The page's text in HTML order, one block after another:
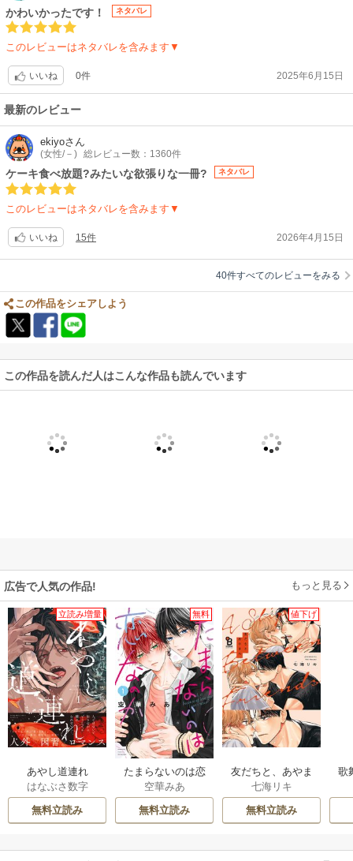
かわいかったです！ ネタバレ
このレビューはネタバレを含みます▼
いいね 0件 2025年6月15日
最新のレビュー
ekiyoさん
(女性/－) 総レビュー数：1360件
ケーキ食べ放題?みたいな欲張りな一冊? ネタバレ
このレビューはネタバレを含みます▼
いいね 15件 2026年4月15日
40件すべてのレビューをみる
この作品をシェアしよう
この作品を読んだ人はこんな作品も読んでいます
広告で人気の作品! もっと見る
立読み増量
あやし道連れ
はなぶさ数字
無料立読み
無料
たまらないのは恋
なのか
空華みあ
無料立読み
値下げ
友だちと、あやま
ち。
七海リキ
無料立読み
歌